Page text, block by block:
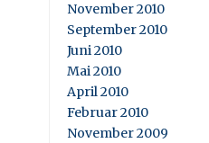
November 2010
September 2010
Juni 2010
Mai 2010
April 2010
Februar 2010
November 2009